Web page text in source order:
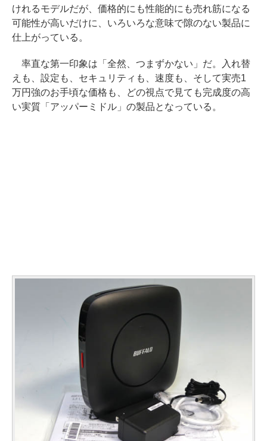
けれるモデルだが、価格的にも性能的にも売れ筋になる
可能性が高いだけに、いろいろな意味で隙のない製品に
仕上がっている。
率直な第一印象は「全然、つまずかない」だ。入れ替
えも、設定も、セキュリティも、速度も、そして実売1
万円強のお手頃な価格も、どの視点で見ても完成度の高
い実質「アッパーミドル」の製品となっている。